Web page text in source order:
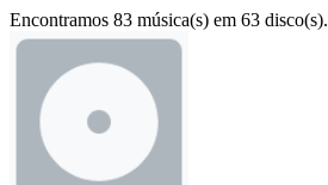
Encontramos 83 música(s) em 63 disco(s).